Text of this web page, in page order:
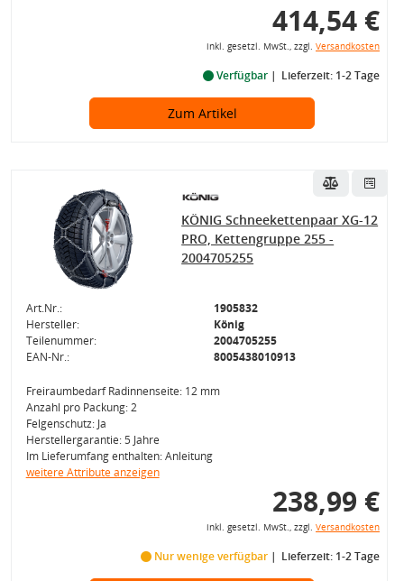
414,54 €
inkl. gesetzl. MwSt., zzgl. Versandkosten
Verfügbar Lieferzeit: 1-2 Tage
Zum Artikel
KÖNIG Schneekettenpaar XG-12
PRO, Kettengruppe 255 -
2004705255
Art.Nr.:
1905832
Hersteller:
König
Teilenummer:
2004705255
EAN-Nr.:
8005438010913
Freiraumbedarf Radinnenseite: 12 mm
Anzahl pro Packung: 2
Felgenschutz: Ja
Herstellergarantie: 5 Jahre
Im Lieferumfang enthalten: Anleitung
weitere Attribute anzeigen
238,99 €
inkl. gesetzl. MwSt., zzgl. Versandkosten
Nur wenige verfügbar Lieferzeit: 1-2 Tage